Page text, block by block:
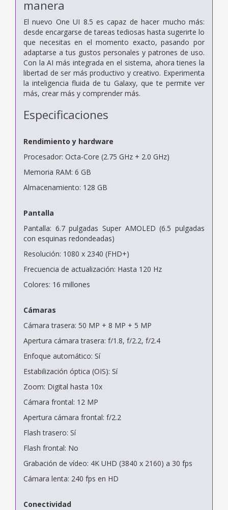
manera
El nuevo One UI 8.5 es capaz de hacer mucho más:
desde encargarse de tareas tediosas hasta sugerirte lo
que necesitas en el momento exacto, pasando por
adaptarse a tus gustos personales y patrones de uso.
Con la AI más integrada en el sistema, ahora tienes la
libertad de ser más productivo y creativo. Experimenta
la inteligencia fluida de tu Galaxy, que te permite ver
más, crear más y comprender más.
Especificaciones
Rendimiento y hardware
Procesador: Octa-Core (2.75 GHz + 2.0 GHz)
Memoria RAM: 6 GB
Almacenamiento: 128 GB
Pantalla
Pantalla: 6.7 pulgadas Super AMOLED (6.5 pulgadas
con esquinas redondeadas)
Resolución: 1080 x 2340 (FHD+)
Frecuencia de actualización: Hasta 120 Hz
Colores: 16 millones
Cámaras
Cámara trasera: 50 MP + 8 MP + 5 MP
Apertura cámara trasera: f/1.8, f/2.2, f/2.4
Enfoque automático: Sí
Estabilización óptica (OIS): Sí
Zoom: Digital hasta 10x
Cámara frontal: 12 MP
Apertura cámara frontal: f/2.2
Flash trasero: Sí
Flash frontal: No
Grabación de vídeo: 4K UHD (3840 x 2160) a 30 fps
Cámara lenta: 240 fps en HD
Conectividad